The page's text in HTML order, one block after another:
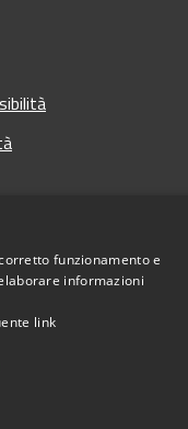
• Comune di Termini
funzionamento e
informazioni
link